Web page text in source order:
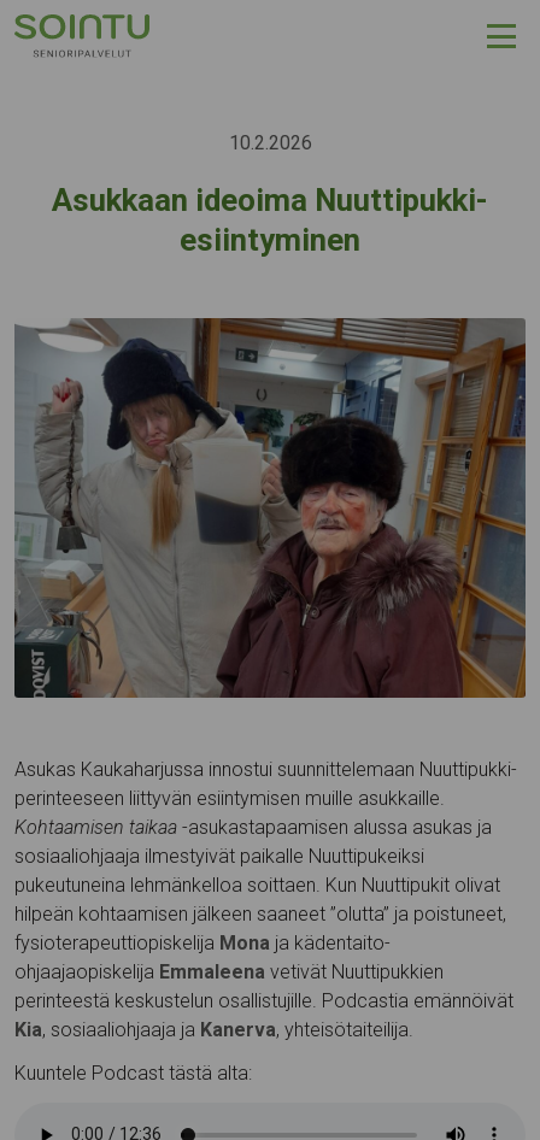
Hyppää sisältöön
Asukkaan ideoima Nuuttipukki-
esiintyminen
10.2.2026
Asukas Kaukaharjussa innostui suunnittelemaan Nuuttipukki-
perinteeseen liittyvän esiintymisen muille asukkaille.
Kohtaamisen taikaa -asukastapaamisen alussa asukas ja
sosiaaliohjaaja ilmestyivät paikalle Nuuttipukeiksi
pukeutuneina lehmänkelloa soittaen. Kun Nuuttipukit olivat
hilpeän kohtaamisen jälkeen saaneet ”olutta” ja poistuneet,
fysioterapeuttiopiskelija Mona ja kädentaito-
ohjaajaopiskelija Emmaleena vetivät Nuuttipukkien
perinteestä keskustelun osallistujille. Podcastia emännöivät
Kia, sosiaaliohjaaja ja Kanerva, yhteisötaiteilija.
Kuuntele Podcast tästä alta: